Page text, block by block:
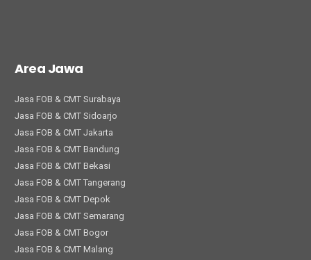
Area Jawa
Jasa FOB & CMT Surabaya
Jasa FOB & CMT Sidoarjo
Jasa FOB & CMT Jakarta
Jasa FOB & CMT Bandung
Jasa FOB & CMT Bekasi
Jasa FOB & CMT Tangerang
Jasa FOB & CMT Depok
Jasa FOB & CMT Semarang
Jasa FOB & CMT Bogor
Jasa FOB & CMT Malang